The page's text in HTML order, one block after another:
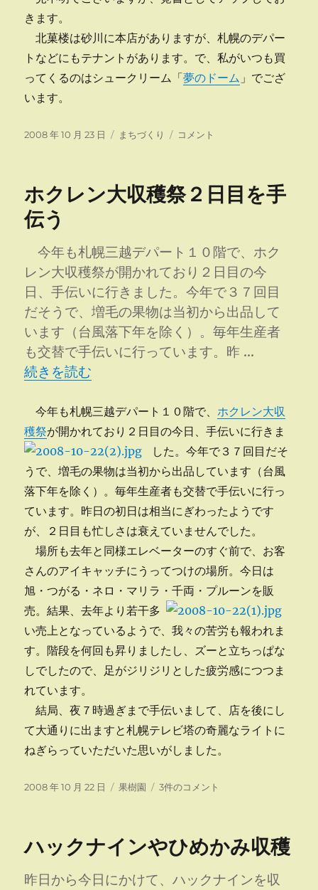
きます。
北菓楼は砂川に本店がありますが、札幌のデパー
トなどにもテナントがあります。で、私がいつも買
ってくるのはシュークリーム「夢のドーム 」でござ
います。
投
2008 年 10 月 23 日
カ
ー
まちづくり
道
毛
全
面
に
コメント
ホクレン大収穫祭２日目を手
伝う
今年も札幌三越デパート１０階で、ホク
レン大収穫祭が開かれており２日目の今
日、手伝いに行きました。今年で３７回目
だそうで、増毛の果物は当初から出品して
います（台風落下年を除く）。毎年生産者
も交替で手伝いに行っています。昨 …
“ホクレン大収穫祭２日目を手伝う” の
続きを読む
今年も札幌三越デパート１０階で、ホクレン大収
穫祭が開かれており２日目の今日、手伝いに行きま
した。今年で３７回目だそ
うで、増毛の果物は当初から出品しています（台風
落下年を除く）。毎年生産者も交替で手伝いに行っ
ています。昨日の初日は相当にぎわったようです
が、２日目も忙しさは衰えていませんでした。
場所も去年と同様エレベーターのすぐ前で、お客
さんのアイキャッチにうってつけの場所。今日は
旭・つがる・ネロ・マリラ・千両・プルーンを販
売。結果、去年より若干多
い売上となっているようで、我々の苦労も報われま
す。階段を何回も昇りましたし、ズーと立ちっぱな
しでしたので、足がジリジリとした疲労感につつま
れています。
結局、夜７時過ぎまで手伝いまして、店を後にし
て大通りに出ますと札幌テレビ塔の奇麗なライトに
ねぎらっていただいた思いがしました。
投
2008 年 10 月 22 日
カ
ー
果樹園
ホ
大
3件のコメント
ハックナインやひめかみ収穫
昨日から今日にかけて、ハックナインを収